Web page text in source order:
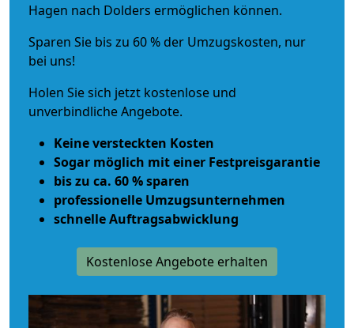
Hagen nach Dolders ermöglichen können.
Sparen Sie bis zu 60 % der Umzugskosten, nur
bei uns!
Holen Sie sich jetzt kostenlose und
unverbindliche Angebote.
Keine versteckten Kosten
Sogar möglich mit einer Festpreisgarantie
bis zu ca. 60 % sparen
professionelle Umzugsunternehmen
schnelle Auftragsabwicklung
Kostenlose Angebote erhalten